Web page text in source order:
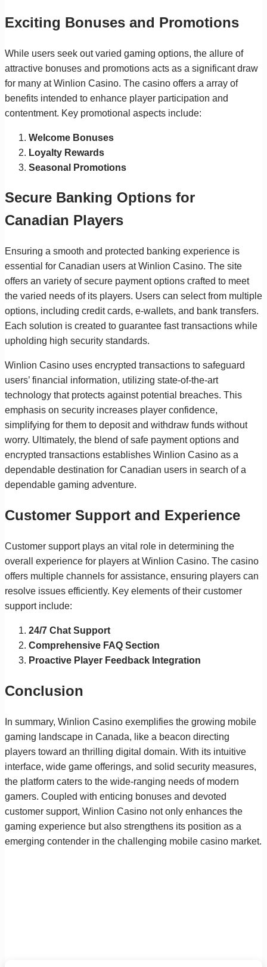
Exciting Bonuses and Promotions
While users seek out varied gaming options, the allure of
attractive bonuses and promotions acts as a significant draw
for many at Winlion Casino. The casino offers a array of
benefits intended to enhance player participation and
contentment. Key promotional aspects include:
Welcome Bonuses
Loyalty Rewards
Seasonal Promotions
Secure Banking Options for
Canadian Players
Ensuring a smooth and protected banking experience is
essential for Canadian users at Winlion Casino. The site
offers an variety of secure payment options crafted to meet
the varied needs of its players. Users can select from multiple
options, including credit cards, e-wallets, and bank transfers.
Each solution is created to guarantee fast transactions while
upholding high security standards.
Winlion Casino uses encrypted transactions to safeguard
users’ financial information, utilizing state-of-the-art
technology that protects against potential breaches. This
emphasis on security increases player confidence,
simplifying for them to deposit and withdraw funds without
worry. Ultimately, the blend of safe payment options and
encrypted transactions establishes Winlion Casino as a
dependable destination for Canadian users in search of a
dependable gaming adventure.
Customer Support and Experience
Customer support plays an vital role in determining the
overall experience for players at Winlion Casino. The casino
offers multiple channels for assistance, ensuring players can
resolve issues efficiently. Key elements of their customer
support include:
24/7 Chat Support
Comprehensive FAQ Section
Proactive Player Feedback Integration
Conclusion
In summary, Winlion Casino exemplifies the growing mobile
gaming landscape in Canada, like a beacon directing
players toward an thrilling digital domain. With its intuitive
interface, wide game offerings, and solid security measures,
the platform caters to the wide-ranging needs of modern
gamers. Coupled with enticing bonuses and devoted
customer support, Winlion Casino not only enhances the
gaming experience but also strengthens its position as a
emerging contender in the challenging mobile casino market.